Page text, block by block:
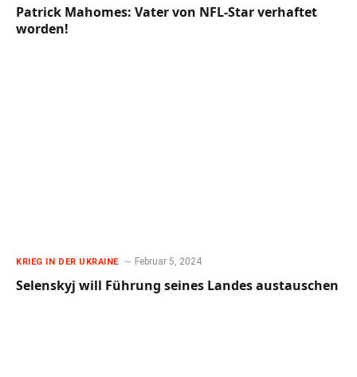
Patrick Mahomes: Vater von NFL-Star verhaftet
worden!
KRIEG IN DER UKRAINE Februar 5, 2024
Selenskyj will Führung seines Landes austauschen